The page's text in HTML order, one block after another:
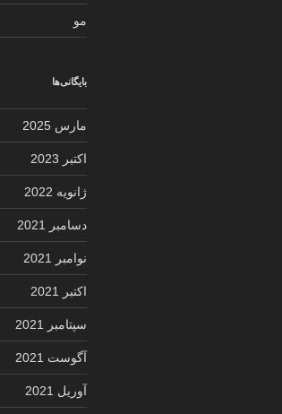
مو
بایگانی‌ها
مارس 2025
اکتبر 2023
ژانویه 2022
دسامبر 2021
نوامبر 2021
اکتبر 2021
سپتامبر 2021
آگوست 2021
آوریل 2021